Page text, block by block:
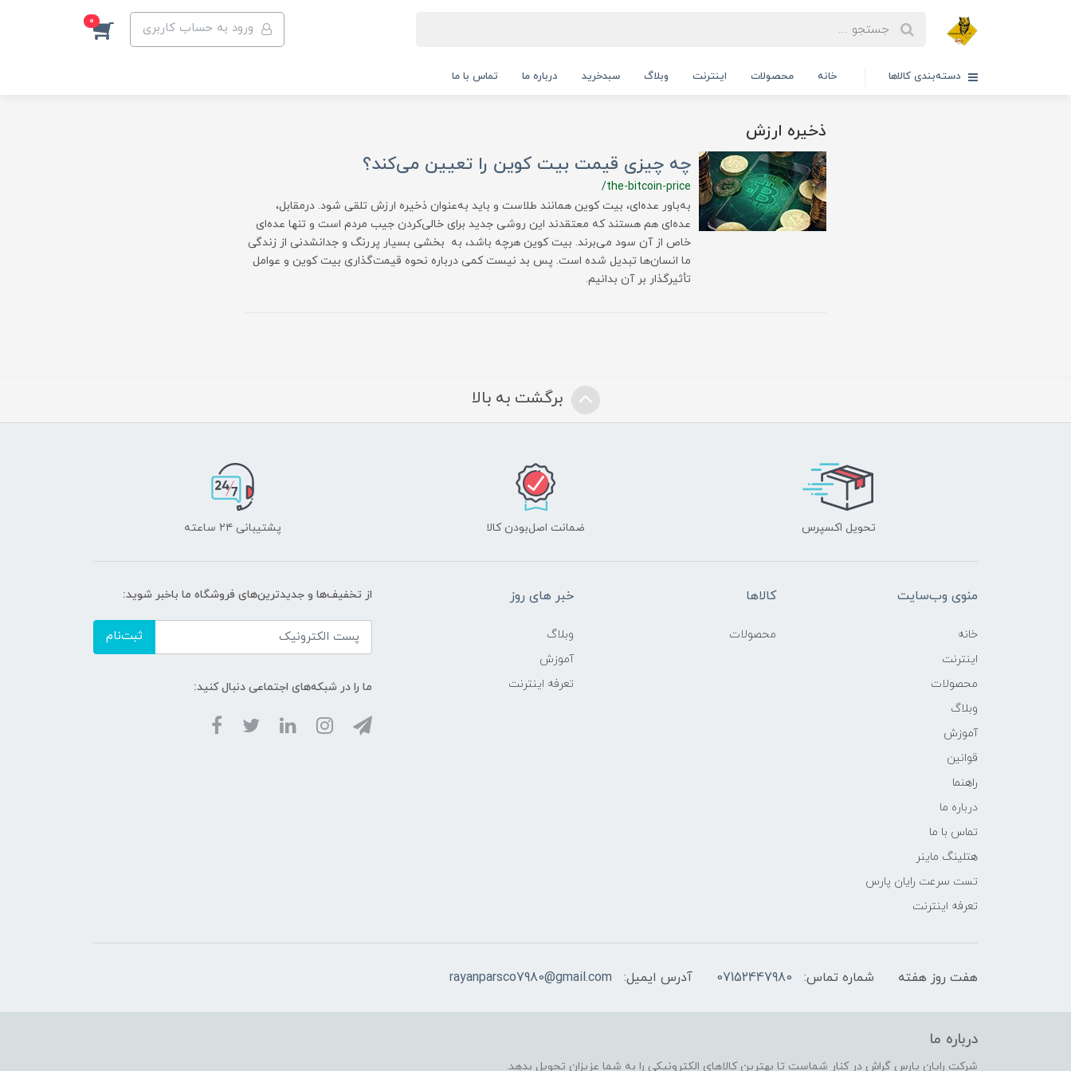
ورود به حساب کاربری 0
دسته‌بندی کالاها خانه محصولات اینترنت وبلاگ سبدخرید درباره ما تماس با ما
ذخیره ارزش
چه چیزی قیمت بیت کوین را تعیین می‌کند؟
/the-bitcoin-price
به‌باور عده‌ای، بیت کوین همانند طلاست و باید به‌عنوان ذخیره ارزش تلقی شود. درمقابل،
عده‌ای هم هستند که معتقدند این روشی جدید برای خالی‌کردن جیب مردم است و تنها عده‌ای
خاص از آن سود می‌برند. بیت کوین هرچه باشد، به بخشی بسیار پررنگ و جدانشدنی از زندگی
ما انسان‌ها تبدیل شده است. پس بد نیست کمی درباره نحوه قیمت‌گذاری بیت کوین و عوامل
تأثیرگذار بر آن بدانیم.
برگشت به بالا
تحویل اکسپرس ضمانت اصل‌بودن کالا پشتیبانی ۲۴ ساعته
منوی وب‌سایت
خانه
اینترنت
محصولات
وبلاگ
آموزش
قوانین
راهنما
درباره ما
تماس با ما
هتلینگ ماینر
تست سرعت رایان پارس
تعرفه اینترنت
کالاها
محصولات
خبر های روز
وبلاگ
آموزش
تعرفه اینترنت
از تخفیف‌ها و جدیدترین‌های فروشگاه ما باخبر شوید:
ثبت‌نام
ما را در شبکه‌های اجتماعی دنبال کنید:
هفت روز هفته شماره تماس: 07152447980 آدرس ایمیل: rayanparsco7980@gmail.com
درباره ما
شرکت رایان پارس گراش در کنار شماست تا بهترین کالاهای الکترونیکی را به شما عزیزان تحویل بدهد.